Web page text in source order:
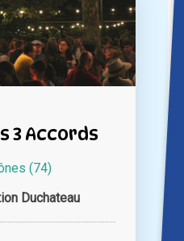
3 Accords
(74)
Duchateau